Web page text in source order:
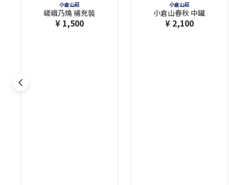
小倉山莊
嵯峨乃燒 補充裝
¥ 1,500
小倉山莊
小倉山春秋 中罐
¥ 2,100